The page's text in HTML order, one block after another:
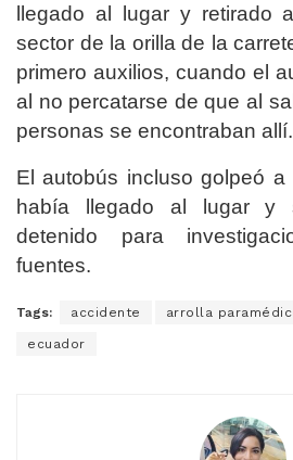
llegado al lugar y retirado
sector de la orilla de la
primero auxilios, cuando el
al no percatarse de que al
personas se encontraban allí.
El autobús incluso golpeó
había llegado al lugar y
detenido para
fuentes.
Tags: accidente arrolla
ecuador